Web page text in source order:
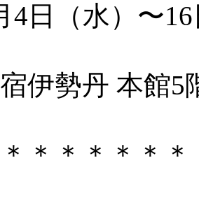
4日（水）〜
伊勢丹 本館5
＊＊＊＊＊